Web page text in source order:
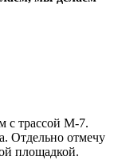
с трассой М-7.
Отдельно отмечу
площадкой.